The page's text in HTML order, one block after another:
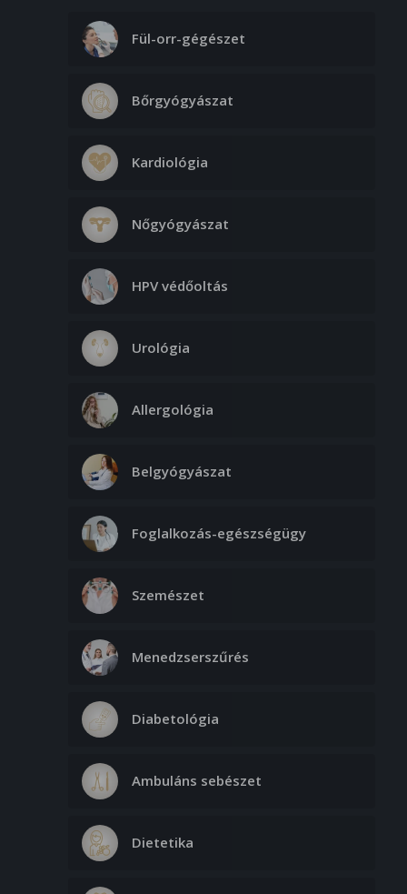
Fül-orr-gégészet
Bőrgyógyászat
Kardiológia
Nőgyógyászat
HPV védőoltás
Urológia
Allergológia
Belgyógyászat
Foglalkozás-egészségügy
Szemészet
Menedzserszűrés
Diabetológia
Ambuláns sebészet
Dietetika